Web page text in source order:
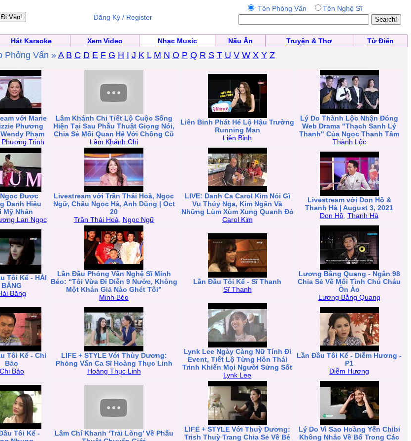
Đăng Ký / Register
Tên Phỏng Vấn Tên Nghệ Sĩ
Hát Karaoke Xem Video Nhạc Music Nấu Ăn Truyện & Thơ
Từ Điển
Phỏng Vấn » A B C D E F G H I J K L M N O P Q R S T U V W X Y Z
với Marie
Phương
Phạm
Phương Trinh
Lâm Khánh Chi Tiết Lộ Cuộc Sống
Hiện Tại Sau Phẫu Thuật Giọng Nói,
Chia Sẻ Mối Quan Hệ Với Chồng Cũ
Lâm Khánh Chi
Liên Bỉnh Phát Hé Lộ Hậu Trường
Running Man
Liên Bỉnh
Lý Do Thành Lộc Nhận Đóng
Web Drama "Thạch Sanh Lý
Thanh" Của Ngọc Thanh Tâm
Thành Lộc
Được
Danh Hiệu
Mỹ Nhân
Lan Ngọc
Livestream với Trần Thái Hoà, Ngọc
Ngữ, Châu Ngọc Hà, Anh Dũng | Oct
20
Trần Thái Hoà
Ngọc Ngữ
LIVE: Danh Ca Carol Kim Nói Gì
Vụ Thúy Nga, Kim Ngân Và
Những Lùm Xùm Xung Quanh Đó
Carol Kim
Livestream với Don Hồ &
Thanh Hà | August 3, 2021
Don Hồ Thanh Hà
Tôi Kể - HẢI
BĂNG
Băng
Lần Đầu Phỏng Vấn Nghệ Sĩ Minh
Béo: “Tôi Vừa Đi Diễn 9 Nước, Không
Một Khán Giả Nào Ghét Tôi”
Minh Béo
Lần Đầu Tôi Kể - Sĩ Thanh
Sĩ Thanh
Lương Bằng Quang - Ngân 98
Chia Sẻ Về Mối Tình Chú Cháu
Ồn Ào
Lương Bằng Quang
Tôi Kể - Chi
Bảo
Chi Bảo
LIFE + STYLE Với Thùy Dương:
Phỏng Vấn Ca Sĩ Hoàng Thục Linh
Hoàng Thục Linh
Lynk Lee Ngày Càng Nữ Tính Đi
Event, Tiết Lộ Từng Hôn Thái
Trinh Khiến Mọi Người Sửng Sốt
Lynk Lee
Lần Đầu Tôi Kể - Diễm Hương -
P1
Diễm Hương
Tôi Kể -
Lâm Chí Khanh ‘Trải Lòng’ Về Phẫu
LIFE + STYLE Với Thuỳ Dương:
Trish Thuỳ Trang Chia Sẻ Về Bé
Lý Do Vì Sao Hoàng Yến Chibi
Không Nhắc Về Bố Trong Các